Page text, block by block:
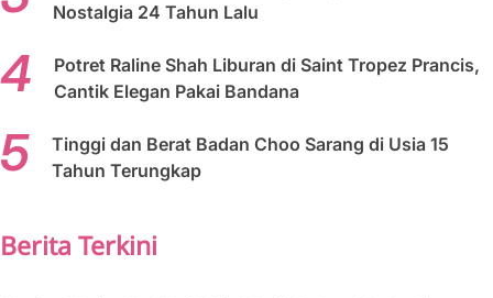
Nostalgia 24 Tahun Lalu
Potret Raline Shah Liburan di Saint Tropez Prancis,
Cantik Elegan Pakai Bandana
Tinggi dan Berat Badan Choo Sarang di Usia 15
Tahun Terungkap
Berita Terkini